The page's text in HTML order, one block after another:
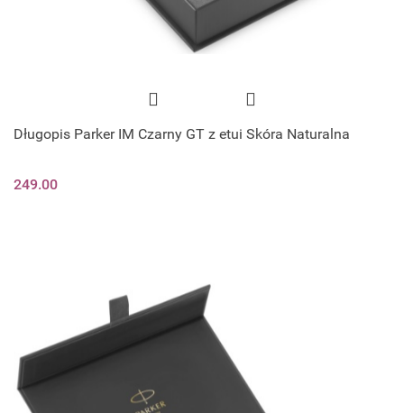
Długopis Parker IM Czarny GT z etui Skóra Naturalna
249.00